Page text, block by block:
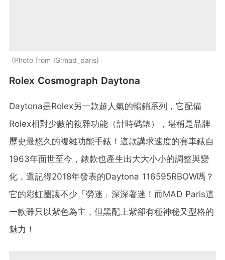
Photo from IG:mad_paris
Rolex Cosmograph Daytona
Daytona是Rolex另一款超人氣的暢銷系列，它配備
Rolex相對少數的複雜功能（計時碼錶），堪稱是品牌
歷史最悠久的複雜功能手錶！這款講求速度的賽車錶自
1963年面世至今，錶款也產生出大大小小的調整與變
化，還記得2018年發表的Daytona 116595RBOW嗎？
它的彩虹圈讓不少「勞迷」深深著迷！而MAD Paris這
一款雖只以紫色為主，但黑配上紫卻有種神秘又型格的
魅力！